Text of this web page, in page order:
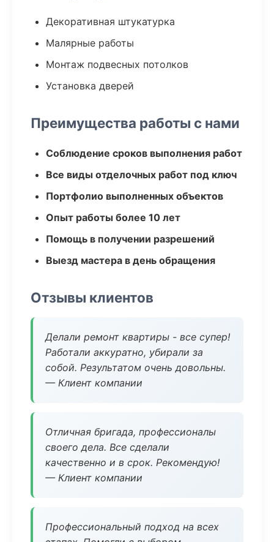
Декоративная штукатурка
Малярные работы
Монтаж подвесных потолков
Установка дверей
Преимущества работы с нами
Соблюдение сроков выполнения работ
Все виды отделочных работ под ключ
Портфолио выполненных объектов
Опыт работы более 10 лет
Помощь в получении разрешений
Выезд мастера в день обращения
Отзывы клиентов
Делали ремонт квартиры - все супер!
Работали аккуратно, убирали за
собой. Результатом очень довольны.
— Клиент компании
Отличная бригада, профессионалы
своего дела. Все сделали
качественно и в срок. Рекомендую!
— Клиент компании
Профессиональный подход на всех